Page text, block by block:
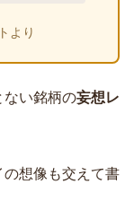
より
い銘柄の妄想レ
想像も交えて書